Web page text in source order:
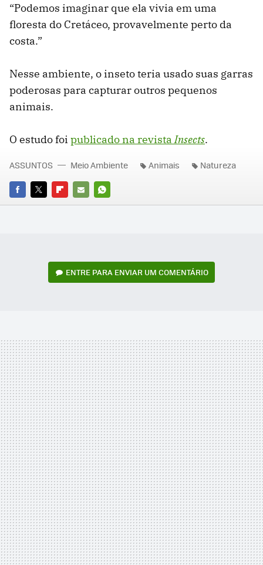
“Podemos imaginar que ela vivia em uma
floresta do Cretáceo, provavelmente perto da
costa.”
Nesse ambiente, o inseto teria usado suas garras
poderosas para capturar outros pequenos
animais.
O estudo foi publicado na revistaInsects.
FACEBOOK
TWITTERFLIPBOARD
E-
WHATSAPP
ASSUNTOS Meio Ambiente Animais Natureza
ENTRE PARA ENVIAR UM COMENTÁRIO